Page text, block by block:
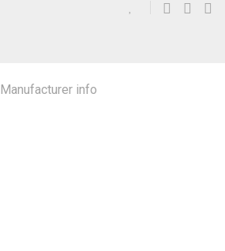
Manufacturer info